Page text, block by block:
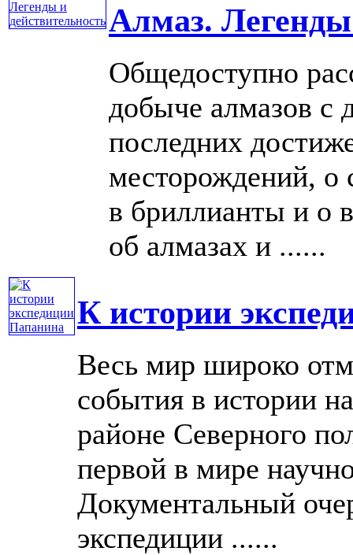
Алмаз. Легенды
Общедоступно
добыче алмазов с
последних
месторождений, о
в бриллианты и о
об алмазах и ......
К истории
Весь мир широко
события в истории
районе Северного
первой в мире
Документальный
экспедиции ......